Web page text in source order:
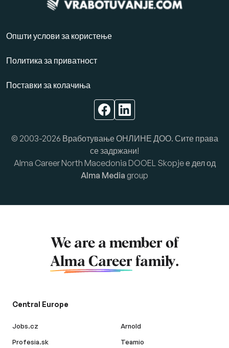
Општи услови за користење
Политика за приватност
Поставки за колачиња
© 2003-2026 Вработување ОНЛИНЕ ДОО. Сите права
се задржани!
Alma Career North Macedonia DOOEL Skopje е дел од
Alma Media group
We are a member of
Alma Career family.
Central Europe
Jobs.cz
Profesia.sk
Arnold
Teamio